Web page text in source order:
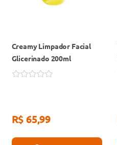
Creamy Limpador Facial
Glicerinado 200ml
R$ 65,99